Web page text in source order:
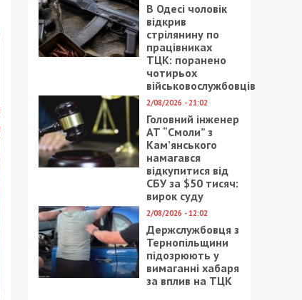
В Одесі чоловік
відкрив
стрілянину по
працівниках
ТЦК: поранено
чотирьох
військовослужбовців
2/08/2026 - 21:02
Головний інженер
АТ “Смоли” з
Кам’янського
намагався
відкупитися від
СБУ за $50 тисяч:
вирок суду
2/08/2026 - 12:02
Держслужбовця з
Тернопільщини
підозрюють у
вимаганні хабаря
за вплив на ТЦК